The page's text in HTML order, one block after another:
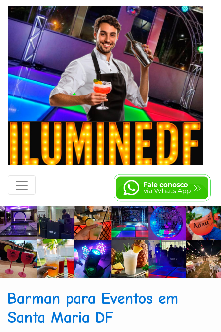
Barman para Eventos em
Santa Maria DF